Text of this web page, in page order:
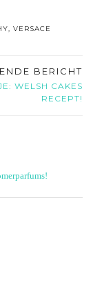
VERSACE
BERICHT
WELSH CAKES
RECEPT!